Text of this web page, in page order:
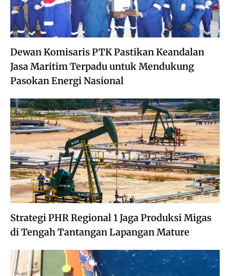
Dewan Komisaris PTK Pastikan Keandalan
Jasa Maritim Terpadu untuk Mendukung
Pasokan Energi Nasional
Strategi PHR Regional 1 Jaga Produksi Migas
di Tengah Tantangan Lapangan Mature